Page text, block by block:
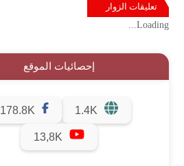
تعليقات الزوار
Loading...
إحصائيات الموقع
1.4K
178.8K
13,8K